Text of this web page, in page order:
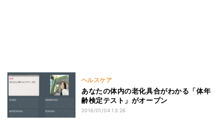
ヘルスケア
あなたの体内の老化具合がわかる「体年
齢検定テスト」がオープン
2016/01/04 13:26